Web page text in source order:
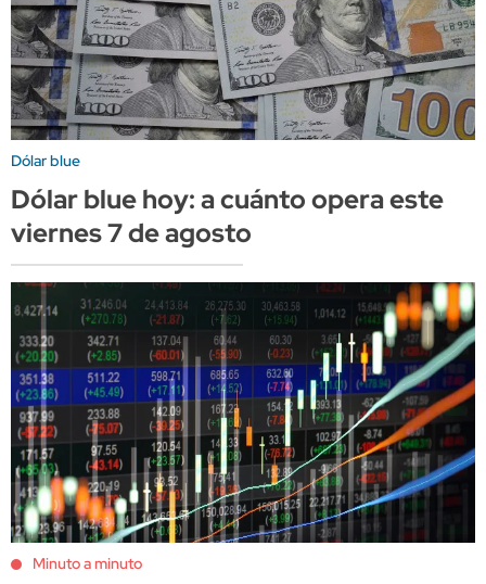
Dólar blue
Dólar blue hoy: a cuánto opera este
viernes 7 de agosto
Minuto a minuto